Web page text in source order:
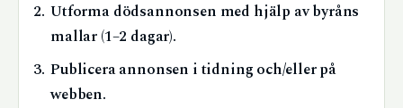
Utforma dödsannonsen med hjälp av byråns
mallar (1–2 dagar).
Publicera annonsen i tidning och/eller på
webben.